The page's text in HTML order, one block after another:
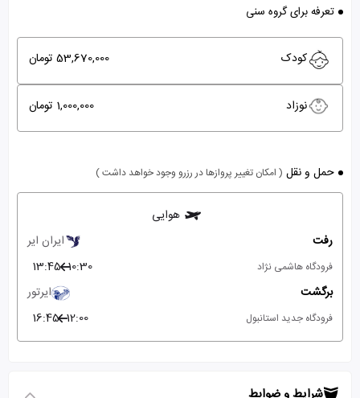
تعرفه برای گروه سنی
کودک 53,670,000 تومان
نوزاد 1,000,000 تومان
حمل و نقل ( امکان تغییر پروازها در رزرو وجود خواهد داشت )
هوایی
رفت
ایران ایر
فرودگاه هاشمی نژاد 10:30
13:45
برگشت
ایرتور
فرودگاه جدید استانبول 12:00
16:45